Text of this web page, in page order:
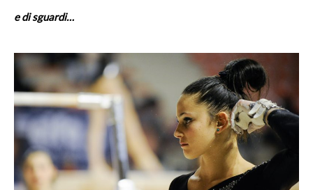
e di sguardi…